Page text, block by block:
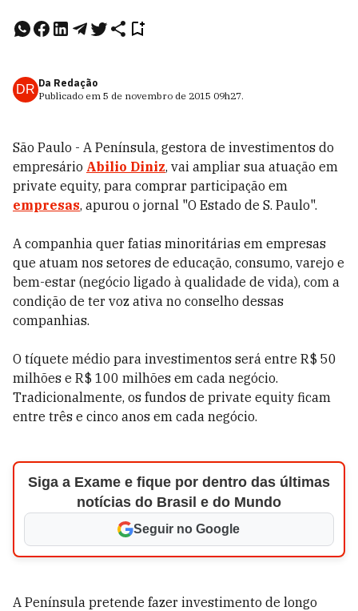
DR Da Redação
Publicado em 5 de novembro de 2015 09h27.
São Paulo - A Península, gestora de investimentos do
empresário Abilio Diniz, vai ampliar sua atuação em
private equity, para comprar participação em
empresas, apurou o jornal "O Estado de S. Paulo".
A companhia quer fatias minoritárias em empresas
que atuam nos setores de educação, consumo, varejo e
bem-estar (negócio ligado à qualidade de vida), com a
condição de ter voz ativa no conselho dessas
companhias.
O tíquete médio para investimentos será entre R$ 50
milhões e R$ 100 milhões em cada negócio.
Tradicionalmente, os fundos de private equity ficam
entre três e cinco anos em cada negócio.
Siga a Exame e fique por dentro das últimas
notícias do Brasil e do Mundo
Seguir no Google
A Península pretende fazer investimento de longo